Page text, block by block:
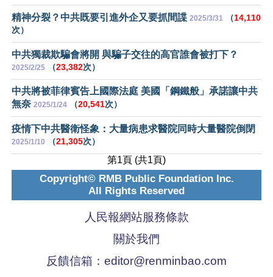
精神分裂？中共既要引進外企又要抓間諜 2025/3/31 （14,110
次）
中共獨裁欺騙會將開 與騙子交往的高官誰會被打下？
2025/2/25 （23,382次）
中共將被菲律賓告上國際法庭 美國「鋼鐵般」承諾讓中共
無奈 2025/1/24 （20,541次）
疫情下中共醫衛怪象：大量病患求醫院同時大量醫院倒閉
2025/1/10 （21,305次）
第1頁 (共1頁)
Copyright© RMB Public Foundation Inc.
All Rights Reserved
人民報網站服務條款
關於我們
反饋信箱： editor@renminbao.com